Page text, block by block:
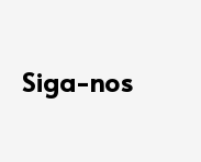
Siga-nos